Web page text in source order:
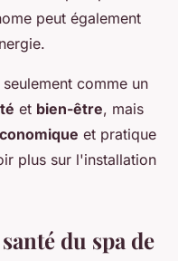
peut également
comme un
et bien-être, mais
et pratique
plus sur l'installation
du spa de